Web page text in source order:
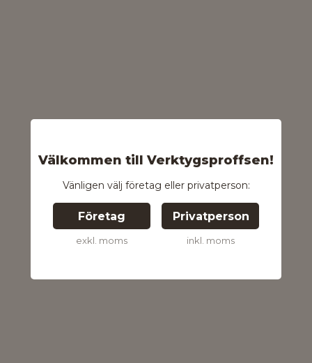
Välkommen till Verktygsproffsen!
Vänligen välj företag eller privatperson:
Företag
exkl. moms
Privatperson
inkl. moms